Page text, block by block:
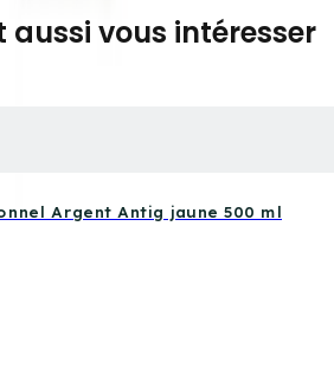
vous intéresser
Argent Antig jaune 500 ml